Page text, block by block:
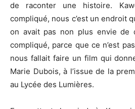
de raconter une histoire.
compliqué, nous c’est un endroit
on avait pas non plus envie
compliqué, parce que ce n’est
nous fallait faire un film qui
Marie Dubois, à l’issue de la
au Lycée des Lumières.